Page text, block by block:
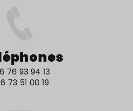
76 93 94 13
73 51 00 19